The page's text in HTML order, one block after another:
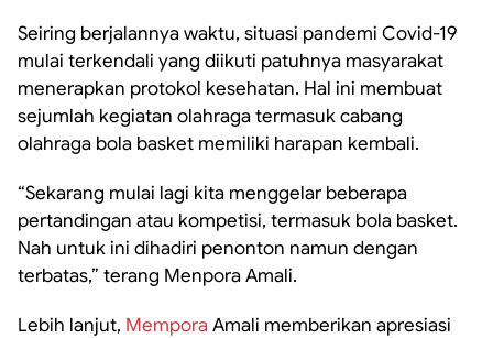
Seiring berjalannya waktu, situasi pandemi Covid-19
mulai terkendali yang diikuti patuhnya masyarakat
menerapkan protokol kesehatan. Hal ini membuat
sejumlah kegiatan olahraga termasuk cabang
olahraga bola basket memiliki harapan kembali.
“Sekarang mulai lagi kita menggelar beberapa
pertandingan atau kompetisi, termasuk bola basket.
Nah untuk ini dihadiri penonton namun dengan
terbatas,” terang Menpora Amali.
Lebih lanjut, Mempora Amali memberikan apresiasi